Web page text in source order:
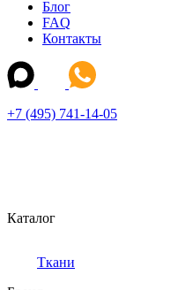
Блог
FAQ
Контакты
+7 (495) 741-14-05
Каталог
Ткани